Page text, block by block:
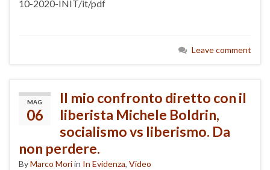
10-2020-INIT/it/pdf
Leave comment
MAG
06
Il mio confronto diretto con il
liberista Michele Boldrin,
socialismo vs liberismo. Da
non perdere.
ByMarco Moriin In Evidenza, Video